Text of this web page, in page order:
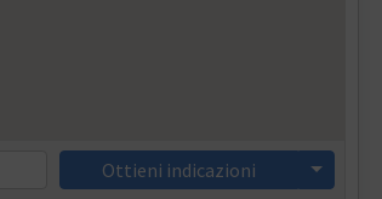
Ottieni indicazioni